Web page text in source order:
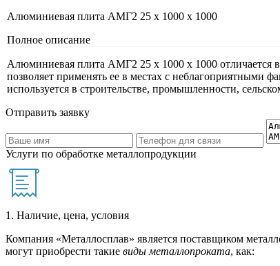
Алюминиевая плита АМГ2 25 х 1000 х 1000
Полное описание
Алюминиевая плита АМГ2 25 х 1000 х 1000 отличается
позволяет применять ее в местах с
используется в строительстве, промышленности,
Отправить заявку
Услуги по обработке металлопродукции
1. Наличие, цена, условия
Компания «Металлосплав» является поставщиком
могут приобрести такие виды металлопроката, как: